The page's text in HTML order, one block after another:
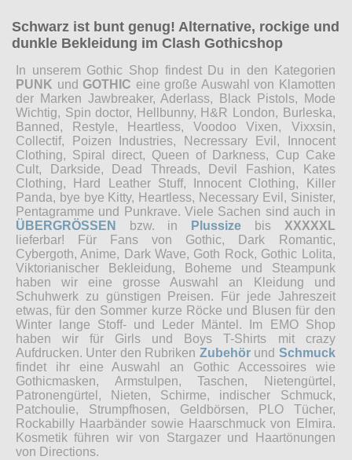
Schwarz ist bunt genug! Alternative, rockige und
dunkle Bekleidung im Clash Gothicshop
In unserem Gothic Shop findest Du in den Kategorien
PUNK und GOTHIC eine große Auswahl von Klamotten
der Marken Jawbreaker, Aderlass, Black Pistols, Mode
Wichtig, Spin doctor, Hellbunny, H&R London, Burleska,
Banned, Restyle, Heartless, Voodoo Vixen, Vixxsin,
Collectif, Poizen Industries, Necressary Evil, Innocent
Clothing, Spiral direct, Queen of Darkness, Cup Cake
Cult, Darkside, Dead Threads, Devil Fashion, Kates
Clothing, Hard Leather Stuff, Innocent Clothing, Killer
Panda, bye bye Kitty, Heartless, Necessary Evil, Sinister,
Pentagramme und Punkrave. Viele Sachen sind auch in
ÜBERGRÖSSEN
bzw. in Plussize bis XXXXXL
lieferbar! Für Fans von Gothic, Dark Romantic,
Cybergoth, Anime, Dark Wave, Goth Rock, Gothic Lolita,
Viktorianischer Bekleidung, Boheme und Steampunk
haben wir eine grosse Auswahl an Kleidung und
Schuhwerk zu günstigen Preisen. Für jede Jahreszeit
etwas, für den Sommer kurze Röcke und Blusen für den
Winter lange Stoff- und Leder Mäntel. Im EMO Shop
haben wir für Girls und Boys T-Shirts mit crazy
Aufdrucken. Unter den Rubriken Zubehörund Schmuck
findet ihr eine Auswahl an Gothic Accessoires wie
Gothicmasken, Armstulpen, Taschen, Nietengürtel,
Patronengürtel, Nieten, Schirme, indischer Schmuck,
Patchoulie, Strumpfhosen, Geldbörsen, PLO Tücher,
Rockabilly Haarbänder sowie Haarschmuck von Elmira.
Kosmetik führen wir von Stargazer und Haartönungen
von Directions.